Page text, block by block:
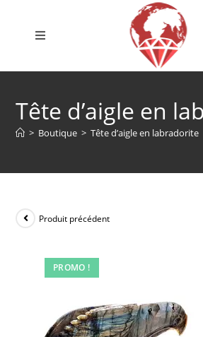
Tête d’aigle en
> Boutique > Tête d’aigle en labradorite
PROMO !
Produit précédent